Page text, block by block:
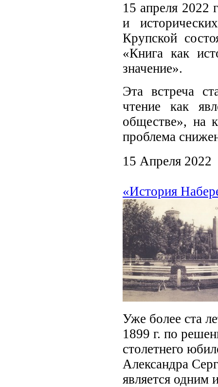
15 апреля 2022
и
Крупской
«Книга как
значение».
Эта встреча
чтение как
обществе», на
проблема
15 Апреля 2022
«История
Уже более ста
1899 г. по
столетнего
Александра
является